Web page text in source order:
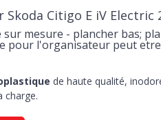
Citigo E iV Electric
mesure - plancher bas;
pour l'organisateur peut
de haute qualité,
charge.